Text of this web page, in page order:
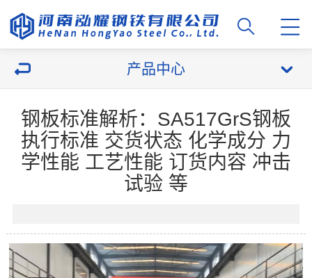
产品中心
钢板标准解析：SA517GrS钢板
执行标准 交货状态 化学成分 力
学性能 工艺性能 订货内容 冲击
试验 等